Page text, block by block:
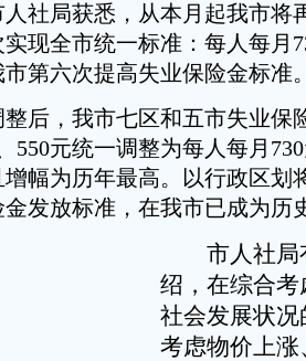
局获悉，从本月起我市将
现全市统一标准：每人每月
市第六次提高失业保险金标准
，我市七区和五市失业保
550元统一调整为每人每月
幅为历年最高。以行政区划
发放标准，在我市已成为历
市人社局
绍，在综合
社会发展状
考虑物价上